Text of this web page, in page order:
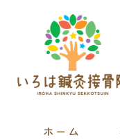
ホーム